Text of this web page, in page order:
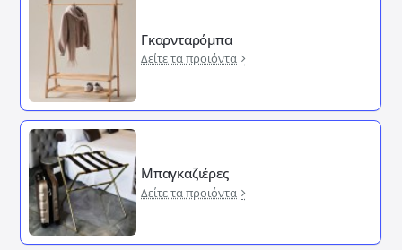
Γκαρνταρόμπα
Δείτε τα προιόντα
Μπαγκαζιέρες
Δείτε τα προιόντα